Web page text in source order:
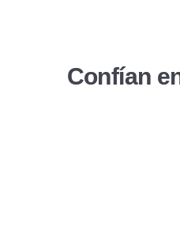
Confían